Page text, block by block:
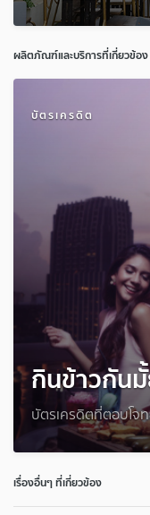
ผลิตภัณฑ์และบริการที่เกี่ยวข้อง
บัตรเครดิต
กินข้าวกัน
บัตรเครดิตที่ตอบโจ
เรื่องอื่นๆ ที่เกี่ยวข้อง